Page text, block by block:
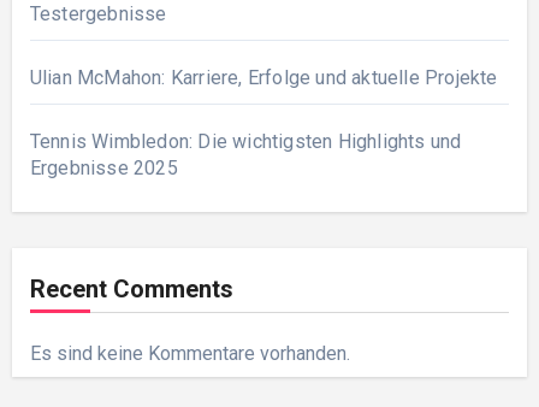
Testergebnisse
Ulian McMahon: Karriere, Erfolge und aktuelle Projekte
Tennis Wimbledon: Die wichtigsten Highlights und
Ergebnisse 2025
Recent Comments
Es sind keine Kommentare vorhanden.